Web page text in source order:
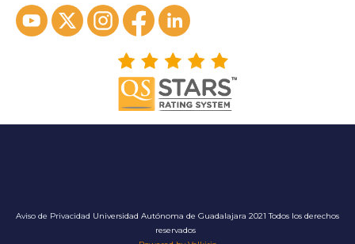
Aviso de Privacidad Universidad Autónoma de Guadalajara 2021 Todos los derechos
reservados